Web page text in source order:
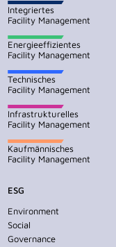
Integriertes
Facility Management
Energieeffizientes
Facility Management
Technisches
Facility Management
Infrastrukturelles
Facility Management
Kaufmännisches
Facility Management
ESG
Environment
Social
Governance